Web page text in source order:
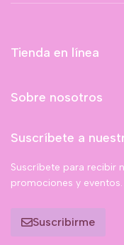
Tienda en línea
Sobre nosotros
Suscríbete a
Suscríbete para recibir
promociones y eventos.
Suscribirme